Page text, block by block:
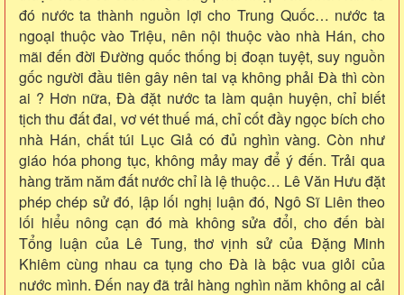
đó nước ta thành nguồn lợi cho Trung Quốc… nước ta
ngoại thuộc vào Triệu, nên nội thuộc vào nhà Hán, cho
mãi đến đời Đường quốc thống bị đoạn tuyệt, suy nguồn
gốc người đầu tiên gây nên tai vạ không phải Đà thì còn
ai ? Hơn nữa, Đà đặt nước ta làm quận huyện, chỉ biết
tịch thu đất đai, vơ vét thuế má, chỉ cốt đầy ngọc bích cho
nhà Hán, chất túi Lục Giả có đủ nghìn vàng. Còn như
giáo hóa phong tục, không mảy may để ý đến. Trải qua
hàng trăm năm đất nước chỉ là lệ thuộc… Lê Văn Hưu đặt
phép chép sử đó, lập lối nghị luận đó, Ngô Sĩ Liên theo
lối hiểu nông cạn đó mà không sửa đổi, cho đến bài
Tổng luận của Lê Tung, thơ vịnh sử của Đặng Minh
Khiêm cùng nhau ca tụng cho Đà là bậc vua giỏi của
nước mình. Đến nay đã trải hàng nghìn năm không ai cải